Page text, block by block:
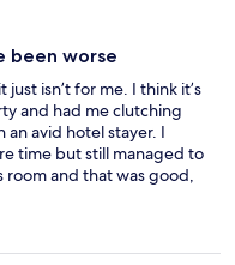
been worse
isn’t for me. I think it’s
and had me clutching
an avid hotel stayer. I
time but still managed to
room and that was good,
don’t change with
seeing more than